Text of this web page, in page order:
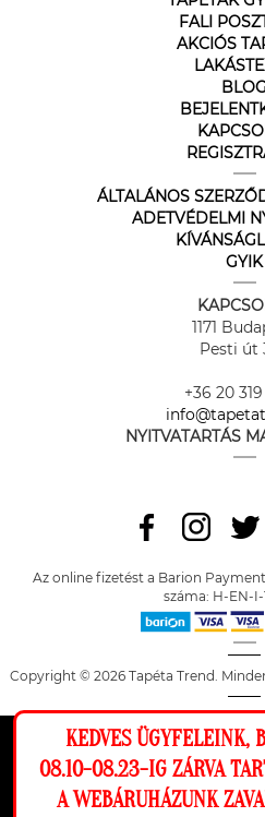
Ez a weboldal cookie-kat
lehető legjobb élményt
FALI
AKCIÓS
BLOG
ÁLTALÁNOS
ADETVÉDELMI
GYIK
1171
Pesti út
+36 20
NYITVATARTÁS
Az online fizetést a Barion
száma: H-EN-I-
Copyright © 2026 Tapéta Trend.
KEDVES ÜGYFELEINK,
08.10-08.23-IG ZÁRVA
A WEBÁRUHÁZUNK